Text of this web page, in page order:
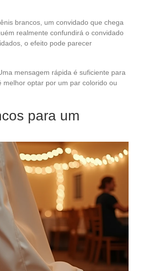
brancos, um convidado que chega
realmente confundirá o convidado
o efeito pode parecer
mensagem rápida é suficiente para
optar por um par colorido ou
para um